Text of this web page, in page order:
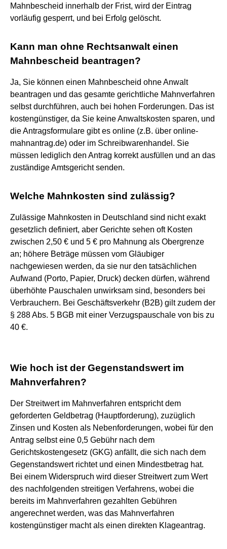
Mahnbescheid innerhalb der Frist, wird der Eintrag
vorläufig gesperrt, und bei Erfolg gelöscht.
Kann man ohne Rechtsanwalt einen
Mahnbescheid beantragen?
Ja, Sie können einen Mahnbescheid ohne Anwalt
beantragen und das gesamte gerichtliche Mahnverfahren
selbst durchführen, auch bei hohen Forderungen. Das ist
kostengünstiger, da Sie keine Anwaltskosten sparen, und
die Antragsformulare gibt es online (z.B. über online-
mahnantrag.de) oder im Schreibwarenhandel. Sie
müssen lediglich den Antrag korrekt ausfüllen und an das
zuständige Amtsgericht senden.
Welche Mahnkosten sind zulässig?
Zulässige Mahnkosten in Deutschland sind nicht exakt
gesetzlich definiert, aber Gerichte sehen oft Kosten
zwischen 2,50 € und 5 € pro Mahnung als Obergrenze
an; höhere Beträge müssen vom Gläubiger
nachgewiesen werden, da sie nur den tatsächlichen
Aufwand (Porto, Papier, Druck) decken dürfen, während
überhöhte Pauschalen unwirksam sind, besonders bei
Verbrauchern. Bei Geschäftsverkehr (B2B) gilt zudem der
§ 288 Abs. 5 BGB mit einer Verzugspauschale von bis zu
40 €.
Wie hoch ist der Gegenstandswert im
Mahnverfahren?
Der Streitwert im Mahnverfahren entspricht dem
geforderten Geldbetrag (Hauptforderung), zuzüglich
Zinsen und Kosten als Nebenforderungen, wobei für den
Antrag selbst eine 0,5 Gebühr nach dem
Gerichtskostengesetz (GKG) anfällt, die sich nach dem
Gegenstandswert richtet und einen Mindestbetrag hat.
Bei einem Widerspruch wird dieser Streitwert zum Wert
des nachfolgenden streitigen Verfahrens, wobei die
bereits im Mahnverfahren gezahlten Gebühren
angerechnet werden, was das Mahnverfahren
kostengünstiger macht als einen direkten Klageantrag.